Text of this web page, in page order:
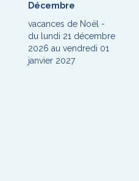
Décembre
vacances de Noël -
du lundi 21 décembre
2026 au vendredi 01
janvier 2027